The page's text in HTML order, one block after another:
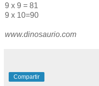
9 x 9 = 81
9 x 10=90
www.dinosaurio.com
Compartir